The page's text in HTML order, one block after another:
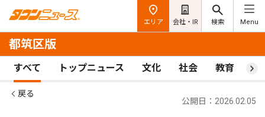
エリア 会社・IR 検索 Menu
都筑区版
すべて トップニュース 文化 社会 教育 ス
戻る
公開日：2026.02.05